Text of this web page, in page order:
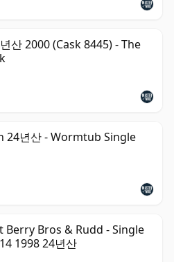
산 2000 (Cask 8445) - The
24년산 - Wormtub Single
Berry Bros & Rudd - Single
1998 24년산